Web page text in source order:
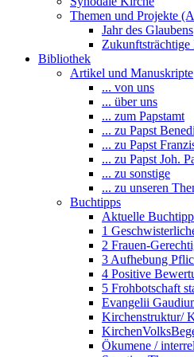
Themen und Projekte
Jahr des Glaubens
Zukunftsträchtige
Bibliothek
Artikel und Manuskripte
... von uns
... über uns
... zum Papstamt
... zu Papst
... zu Papst
... zu Papst Joh.
... zu sonstige
... zu unseren
Buchtipps
Aktuelle
1
2 Frauen-
3 Aufhebung
4 Positive
5 Frohbotschaft
Evangelii
Kirchenstruktur/
Ökumene /